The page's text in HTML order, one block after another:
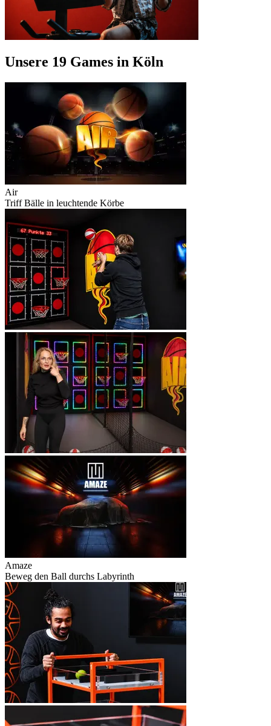
Unsere 19 Games in Köln
Air
Triff Bälle in leuchtende Körbe
Amaze
Beweg den Ball durchs Labyrinth